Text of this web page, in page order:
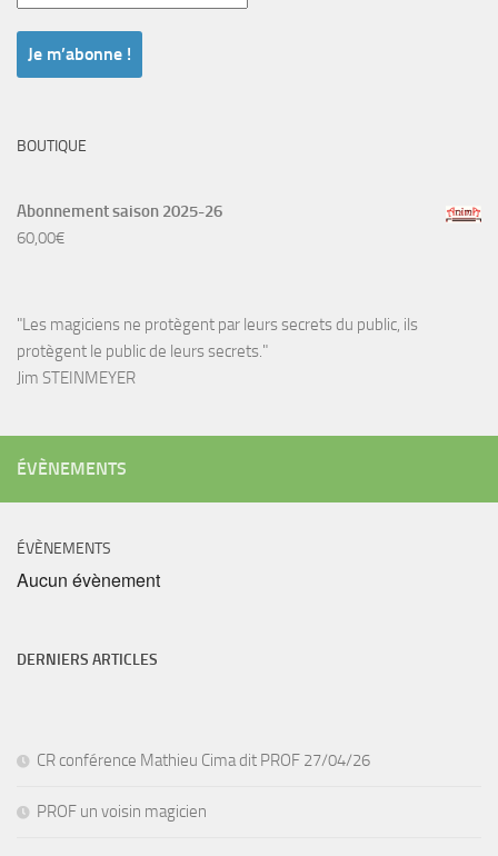
BOUTIQUE
Abonnement saison 2025-26
60,00€
"Les magiciens ne protègent par leurs secrets du public, ils
protègent le public de leurs secrets."
Jim STEINMEYER
ÉVÈNEMENTS
ÉVÈNEMENTS
Aucun évènement
DERNIERS ARTICLES
CR conférence Mathieu Cima dit PROF 27/04/26
PROF un voisin magicien